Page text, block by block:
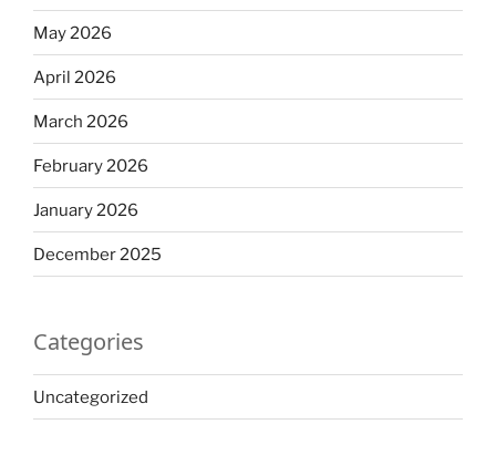
May 2026
April 2026
March 2026
February 2026
January 2026
December 2025
Categories
Uncategorized